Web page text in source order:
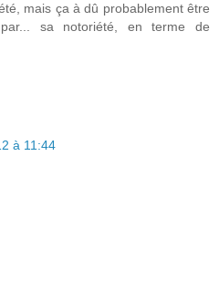
mais ça à dû probablement être
par... sa notoriété, en terme de
à 11:44